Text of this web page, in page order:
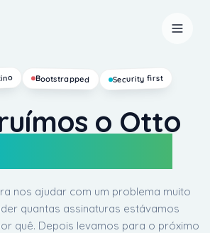
Bootstrapped Security first
o Otto
nos ajudar com um problema muito
quantas assinaturas estávamos
quê. Depois levamos para o próximo